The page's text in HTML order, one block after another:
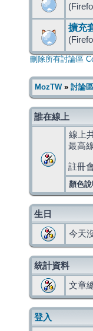
擴充
刪除所有討論區
MozTW» 討論
誰在線上
線上
最高
註冊
顏色
生日
今天
統計資料
文章
登入